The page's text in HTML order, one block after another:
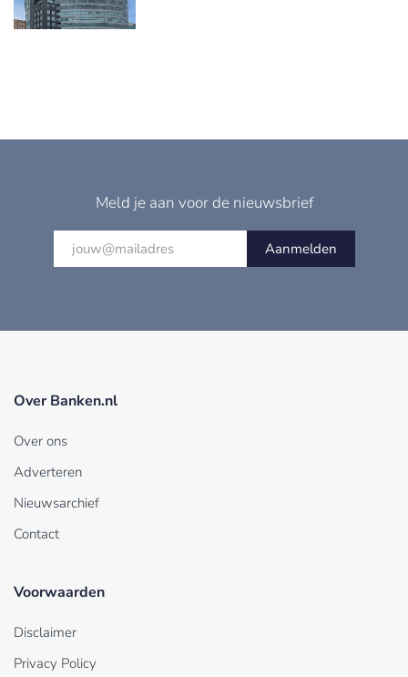
Meld je aan voor de nieuwsbrief
Aanmelden
Over Banken.nl
Over ons
Adverteren
Nieuwsarchief
Contact
Voorwaarden
Disclaimer
Privacy Policy